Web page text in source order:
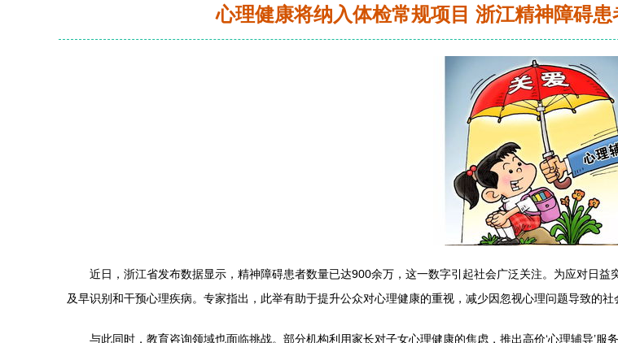
心理健康将纳入体检常规项目 浙江精神障碍
近日，浙江省发布数据显示，精神障碍患者数量已达900余万，这一数字引起社会广泛关注。为应对日
及早识别和干预心理疾病。专家指出，此举有助于提升公众对心理健康的重视，减少因忽视心理问题导致的社
与此同时，教育咨询领域也面临挑战。部分机构利用家长对子女心理健康的焦虑，推出高价‘心理辅导’